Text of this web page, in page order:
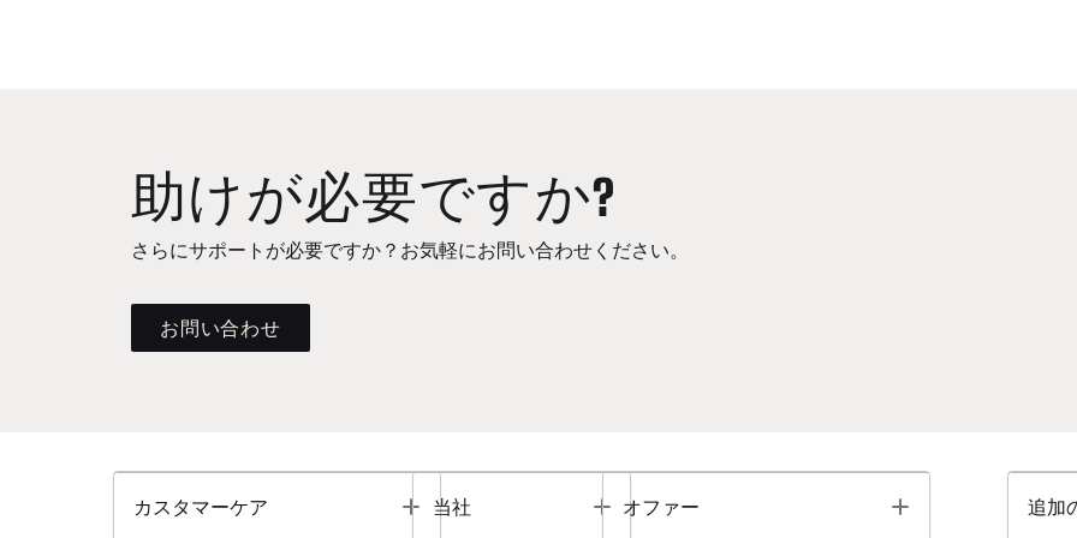
助けが必要ですか?
さらにサポートが必要ですか？お気軽にお問い合わせください。
お問い合わせ
カスタマーケア Toggle
当社 Toggle
オファー Toggle 追加